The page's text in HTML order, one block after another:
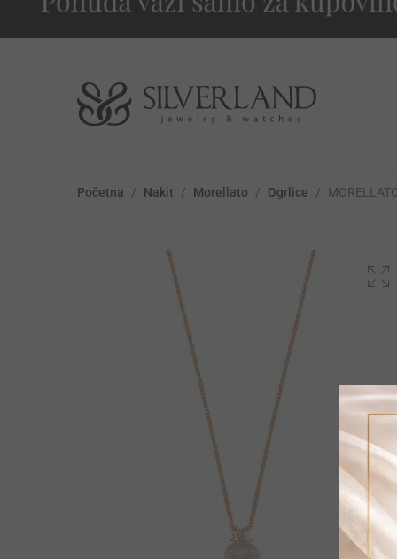
Početna / Nakit / Morellato / Ogrlice /